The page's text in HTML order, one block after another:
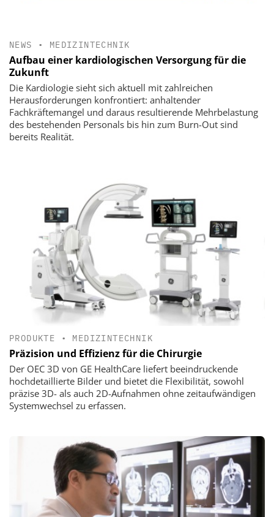
NEWS • MEDIZINTECHNIK
Aufbau einer kardiologischen Versorgung für die
Zukunft
Die Kardiologie sieht sich aktuell mit zahlreichen
Herausforderungen konfrontiert: anhaltender
Fachkräftemangel und daraus resultierende Mehrbelastung
des bestehenden Personals bis hin zum Burn-Out sind
bereits Realität.
PRODUKTE • MEDIZINTECHNIK
Präzision und Effizienz für die Chirurgie
Der OEC 3D von GE HealthCare liefert beeindruckende
hochdetaillierte Bilder und bietet die Flexibilität, sowohl
präzise 3D- als auch 2D-Aufnahmen ohne zeitaufwändigen
Systemwechsel zu erfassen.